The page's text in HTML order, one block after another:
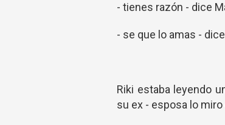
- tienes razón - dice
- se que lo amas -
Riki estaba leyendo
su ex - esposa lo